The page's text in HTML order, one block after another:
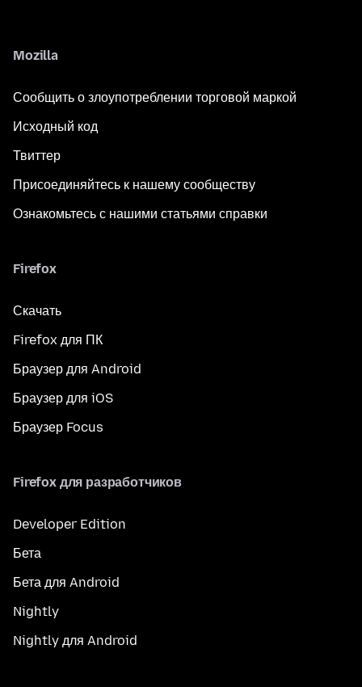
Mozilla
Сообщить о злоупотреблении торговой маркой
Исходный код
Твиттер
Присоединяйтесь к нашему сообществу
Ознакомьтесь с нашими статьями справки
Firefox
Скачать
Firefox для ПК
Браузер для Android
Браузер для iOS
Браузер Focus
Firefox для разработчиков
Developer Edition
Бета
Бета для Android
Nightly
Nightly для Android